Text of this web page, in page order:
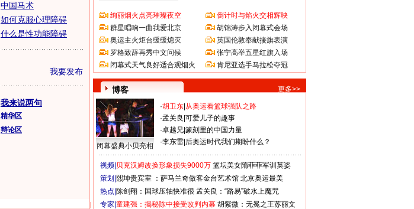
中国马术
如何克服心理障碍
什么是性功能障碍
我要发布
我来说两句
精华区
辩论区
绚丽烟火点亮璀璨夜空
群星唱响一曲我爱北京
奥运主火炬台缓缓熄灭
罗格致辞再秀中文问候
闭幕式天气良好适合观烟火
倒计时与焰火交相辉映
胡锦涛步入闭幕式会场
英国伦敦奉献接旗表演
张宁高举五星红旗入场
肯尼亚选手马拉松夺冠
博客 更多>>
闭幕盛典小贝亮相
·胡卫东 从奥运看篮球强队之路
·孟关良 可爱儿子的趣事
·卓越兄 篆刻里的中国力量
·李东雷 后奥运时代我们期盼什么？
视频| 贝克汉姆改换形象损失9000万 篮坛美女隋菲菲军训英姿
策划| 熙坤贵宾室 ：萨马兰奇做客金台艺术馆 北京奥运最美
热点| 陈剑翔：国球压轴快准很 孟关良：“路易”破水上魔咒
专家| 童建强：揭秘陈中接受改判内幕 胡紫微：无冕之王苏丽文